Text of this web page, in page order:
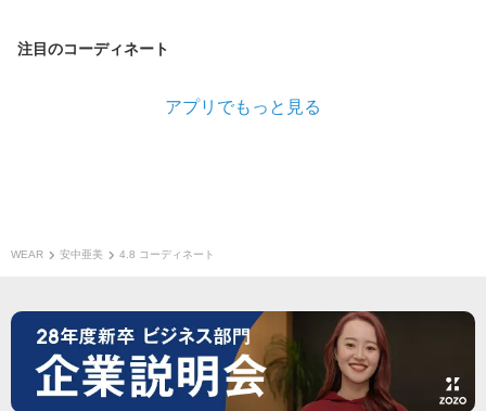
注目のコーディネート
アプリでもっと見る
WEAR 安中亜美 4.8 コーディネート